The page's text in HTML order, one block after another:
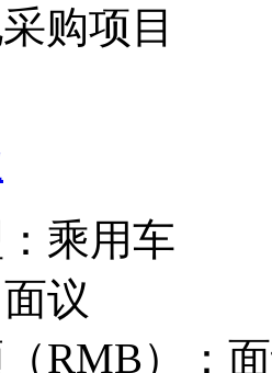
购项目
乘用车
面议
RMB）：